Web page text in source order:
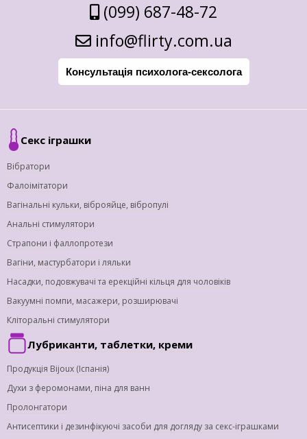
(099) 687-48-72
info@flirty.com.ua
Консультація психолога-сексолога
Секс іграшки
Вібратори
Фалоімітатори
Вагінальні кульки, віброяйце, вібропулі
Анальні стимулятори
Страпони і фаллопротези
Вагіни, мастурбатори і ляльки
Насадки, подовжувачі та ерекційні кільця для чоловіків
Вакуумні помпи, масажери, розширювачі
Кліторальні стимулятори
Лубриканти, таблетки, креми
Продукція Bijoux (Іспанія)
Духи з феромонами, піна для ванн
Пролонгатори
Антисептики і дезинфікуючі засоби для догляду за секс-іграшками